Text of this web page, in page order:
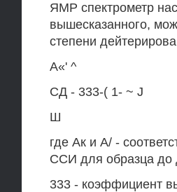
ЯМР спектрометр
вышесказанного,
степени
А«' ^
СД - 333-( 1- ~ J
Ш
где Ак и А/ -
ССИ для образца до
333 - коэффициент